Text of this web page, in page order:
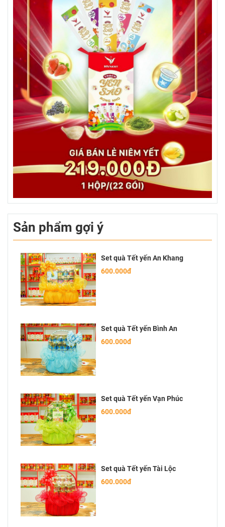
Sản phẩm gợi ý
Set quà Tết yến An Khang
600.000đ
Set quà Tết yến Bình An
600.000đ
Set quà Tết yến Vạn Phúc
600.000đ
Set quà Tết yến Tài Lộc
600.000đ